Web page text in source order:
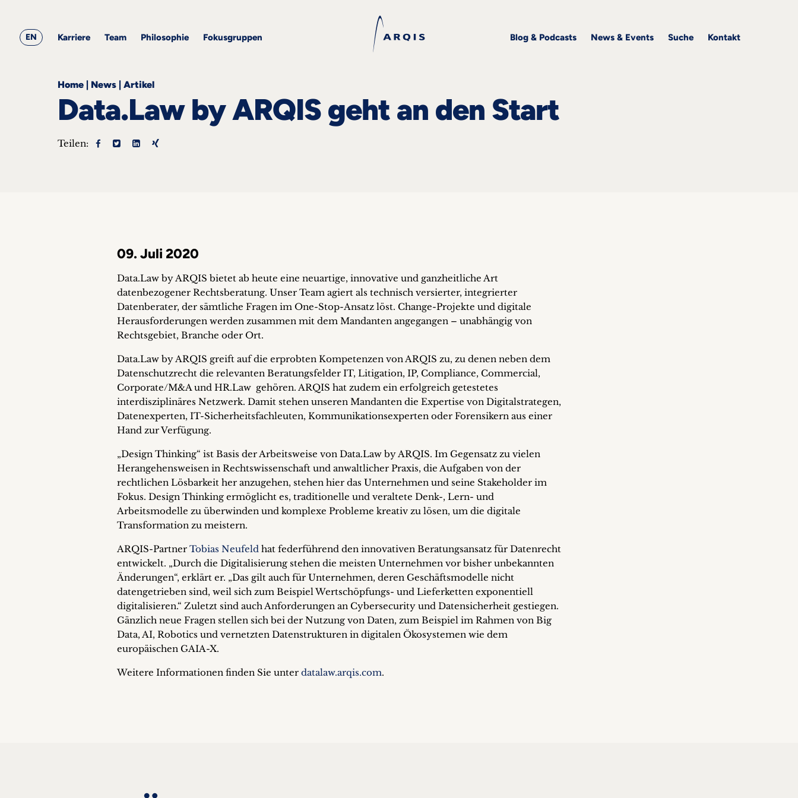
EN Karriere Team Philosophie Fokusgruppen Blog & Podcasts News & Events Suche Kontakt
Philosophie
Home | News | Artikel
Data.Law by ARQIS geht an den Start
Teilen:
09. Juli 2020
Data.Law by ARQIS bietet ab heute eine neuartige, innovative und ganzheitliche Art
datenbezogener Rechtsberatung. Unser Team agiert als technisch versierter, integrierter
Datenberater, der sämtliche Fragen im One-Stop-Ansatz löst. Change-Projekte und digitale
Herausforderungen werden zusammen mit dem Mandanten angegangen – unabhängig von
Rechtsgebiet, Branche oder Ort.
Data.Law by ARQIS greift auf die erprobten Kompetenzen von ARQIS zu, zu denen neben dem
Datenschutzrecht die relevanten Beratungsfelder IT, Litigation, IP, Compliance, Commercial,
Corporate/M&A und HR.Law gehören. ARQIS hat zudem ein erfolgreich getestetes
interdisziplinäres Netzwerk. Damit stehen unseren Mandanten die Expertise von Digitalstrategen,
Datenexperten, IT-Sicherheitsfachleuten, Kommunikationsexperten oder Forensikern aus einer
Hand zur Verfügung.
„Design Thinking“ ist Basis der Arbeitsweise von Data.Law by ARQIS. Im Gegensatz zu vielen
Herangehensweisen in Rechtswissenschaft und anwaltlicher Praxis, die Aufgaben von der
rechtlichen Lösbarkeit her anzugehen, stehen hier das Unternehmen und seine Stakeholder im
Fokus. Design Thinking ermöglicht es, traditionelle und veraltete Denk-, Lern- und
Arbeitsmodelle zu überwinden und komplexe Probleme kreativ zu lösen, um die digitale
Transformation zu meistern.
ARQIS-Partner Tobias Neufeld hat federführend den innovativen Beratungsansatz für Datenrecht
entwickelt. „Durch die Digitalisierung stehen die meisten Unternehmen vor bisher unbekannten
Änderungen“, erklärt er. „Das gilt auch für Unternehmen, deren Geschäftsmodelle nicht
datengetrieben sind, weil sich zum Beispiel Wertschöpfungs- und Lieferketten exponentiell
digitalisieren.“ Zuletzt sind auch Anforderungen an Cybersecurity und Datensicherheit gestiegen.
Gänzlich neue Fragen stellen sich bei der Nutzung von Daten, zum Beispiel im Rahmen von Big
Data, AI, Robotics und vernetzten Datenstrukturen in digitalen Ökosystemen wie dem
europäischen GAIA-X.
Weitere Informationen finden Sie unter datalaw.arqis.com.